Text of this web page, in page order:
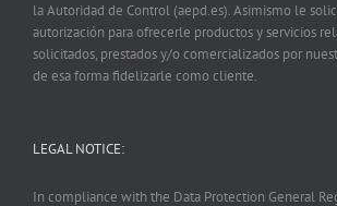
la Autoridad de Control (aepd.es). Asimismo le
autorización para ofrecerle productos y servicios
solicitados, prestados y/o comercializados por
de esa forma fidelizarle como cliente.
LEGAL NOTICE:
In compliance with the Data Protection General